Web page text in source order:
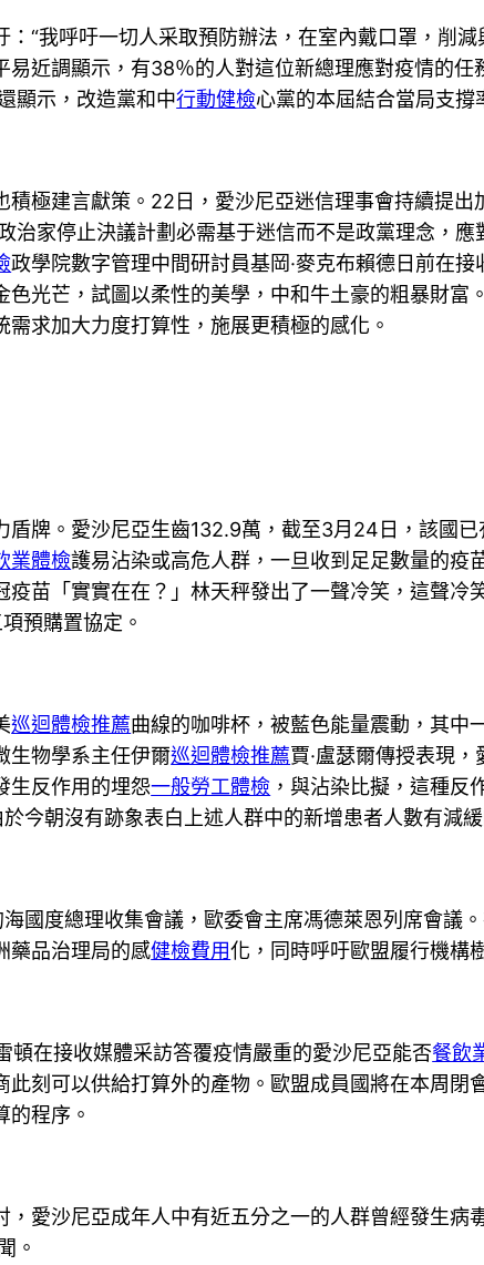
我呼吁一切人采取預防辦法，在室內戴口罩，削減
近調顯示，有38％的人對這位新總理應對疫情的任
顯示，改造黨和中行動健檢心黨的本屆結合當局支撐
建言獻策。22日，愛沙尼亞迷信理事會持續提出
治家停止決議計劃必需基于迷信而不是政黨理念，
政學院數字管理中間研討員基岡·麥克布賴德日前在
色光芒，試圖以柔性的美學，中和牛土豪的粗暴財富
求加大力度打算性，施展更積極的感化。
。愛沙尼亞生齒132.9萬，截至3月24日，該國已
業體檢護易沾染或高危人群，一旦收到足足數量的疫
苗「實實在在？」林天秤發出了一聲冷笑，這聲冷
預購置協定。
巡迴體檢推薦曲線的咖啡杯，被藍色能量震動，其中
生物學系主任伊爾巡迴體檢推薦賈·盧瑟爾傳授表現
生反作用的埋怨一般勞工體檢 ，與沾染比擬，這種
今朝沒有跡象表白上述人群中的新增患者人數有減緩
度總理收集會議，歐委會主席馮德萊恩列席會議
藥品治理局的感健檢費用化，同時呼吁歐盟履行機構
在接收媒體采訪答覆疫情嚴重的愛沙尼亞能否餐飲
刻可以供給打算外的產物。歐盟成員國將在本周閉
的程序。
沙尼亞成年人中有近五分之一的人群曾經發生病
。